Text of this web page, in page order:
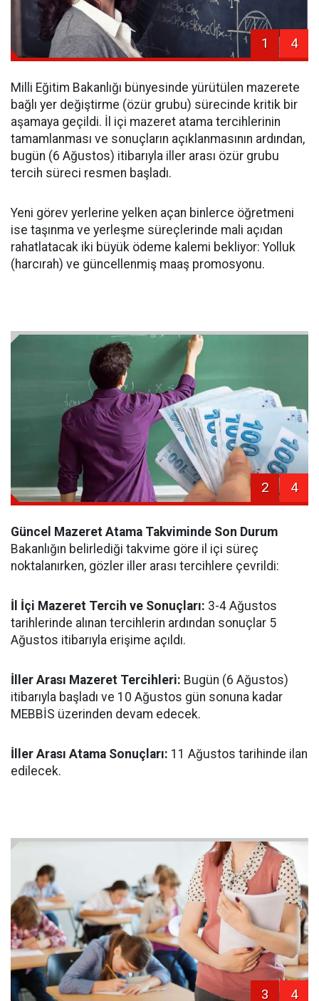
1 4
Milli Eğitim Bakanlığı bünyesinde yürütülen mazerete
bağlı yer değiştirme (özür grubu) sürecinde kritik bir
aşamaya geçildi. İl içi mazeret atama tercihlerinin
tamamlanması ve sonuçların açıklanmasının ardından,
bugün (6 Ağustos) itibarıyla iller arası özür grubu
tercih süreci resmen başladı.
Yeni görev yerlerine yelken açan binlerce öğretmeni
ise taşınma ve yerleşme süreçlerinde mali açıdan
rahatlatacak iki büyük ödeme kalemi bekliyor: Yolluk
(harcırah) ve güncellenmiş maaş promosyonu.
2 4
Güncel Mazeret Atama Takviminde Son Durum
Bakanlığın belirlediği takvime göre il içi süreç
noktalanırken, gözler iller arası tercihlere çevrildi:
İl İçi Mazeret Tercih ve Sonuçları: 3-4 Ağustos
tarihlerinde alınan tercihlerin ardından sonuçlar 5
Ağustos itibarıyla erişime açıldı.
İller Arası Mazeret Tercihleri: Bugün (6 Ağustos)
itibarıyla başladı ve 10 Ağustos gün sonuna kadar
MEBBİS üzerinden devam edecek.
İller Arası Atama Sonuçları: 11 Ağustos tarihinde ilan
edilecek.
3 4